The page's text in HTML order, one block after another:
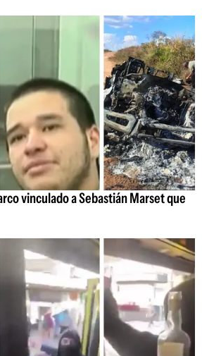
vinculado a Sebastián Marset que